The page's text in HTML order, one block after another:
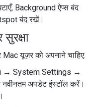
Background ऐप्स बंद
बंद रखें।
यूज़र को अपनाने चाहिए:
→ System Settings →
अपडेट इंस्टॉल करें।